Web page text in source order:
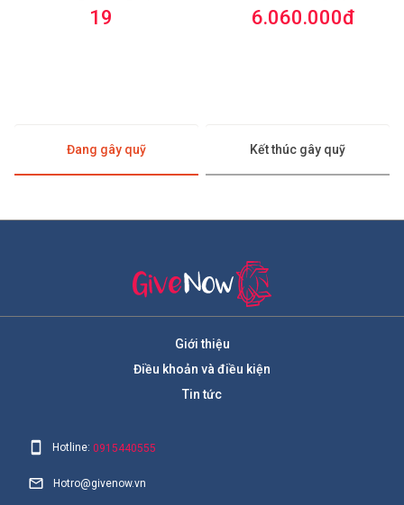
19 6.060.000đ
Đang gây quỹ Kết thúc gây quỹ
Giới thiệu
Điều khoản và điều kiện
Tin tức
Hotline:0915440555
Hotro@givenow.vn